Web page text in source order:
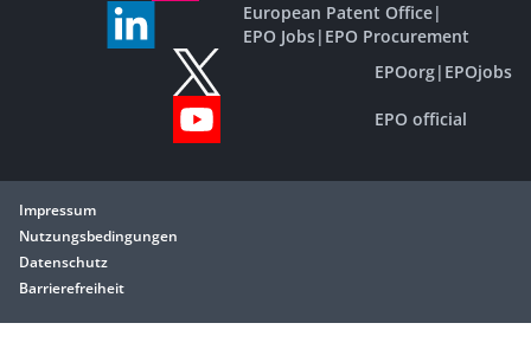
European Patent Office|
EPO Jobs| EPO Procurement
EPOorg| EPOjobs
EPO official
Impressum
Nutzungsbedingungen
Datenschutz
Barrierefreiheit